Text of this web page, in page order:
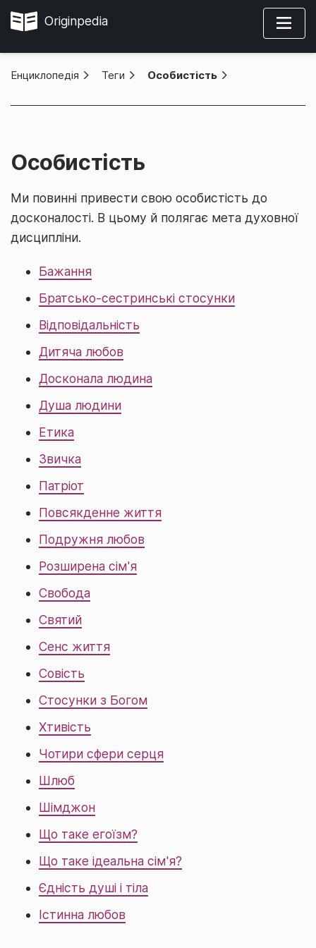
Originpedia
Енциклопедія Теги Особистість
Особистість
Ми повинні привести свою особистість до
досконалості. В цьому й полягає мета духовної
дисципліни.
Бажання
Братсько-сестринські стосунки
Відповідальність
Дитяча любов
Досконала людина
Душа людини
Етика
Звичка
Патріот
Повсякденне життя
Подружня любов
Розширена сім'я
Свобода
Святий
Сенс життя
Совість
Стосунки з Богом
Хтивість
Чотири сфери серця
Шлюб
Шімджон
Що таке егоїзм?
Що таке ідеальна сім'я?
Єдність душі і тіла
Істинна любов